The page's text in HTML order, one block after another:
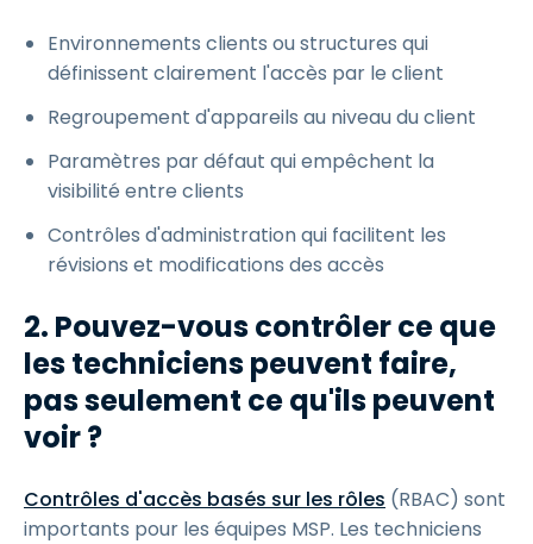
Environnements clients ou structures qui
définissent clairement l'accès par le client
Regroupement d'appareils au niveau du client
Paramètres par défaut qui empêchent la
visibilité entre clients
Contrôles d'administration qui facilitent les
révisions et modifications des accès
2. Pouvez-vous contrôler ce que
les techniciens peuvent faire,
pas seulement ce qu'ils peuvent
voir ?
Contrôles d'accès basés sur les rôles (RBAC) sont
importants pour les équipes MSP. Les techniciens